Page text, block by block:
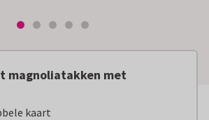
magnoliatakken met
kaart